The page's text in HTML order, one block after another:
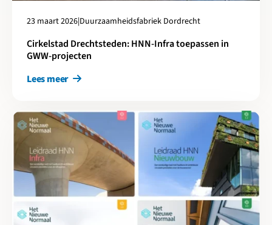
23 maart 2026|Duurzaamheidsfabriek Dordrecht
Cirkelstad Drechtsteden: HNN‑Infra toepassen in
GWW-projecten
Lees meer
Lees meer over Leidraden Het Nieuwe Normaal geactualiseerd